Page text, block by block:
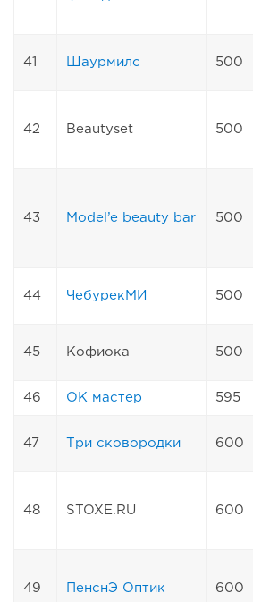
41 Шаурмилс 500
42 Beautyset 500
43 Model’e beauty bar 500
44 ЧебурекМИ 500
45 Кофиока 500
46 ОК мастер 595
47 Три сковородки 600
48 STOXE.RU 600
49 ПенснЭ Оптик 600